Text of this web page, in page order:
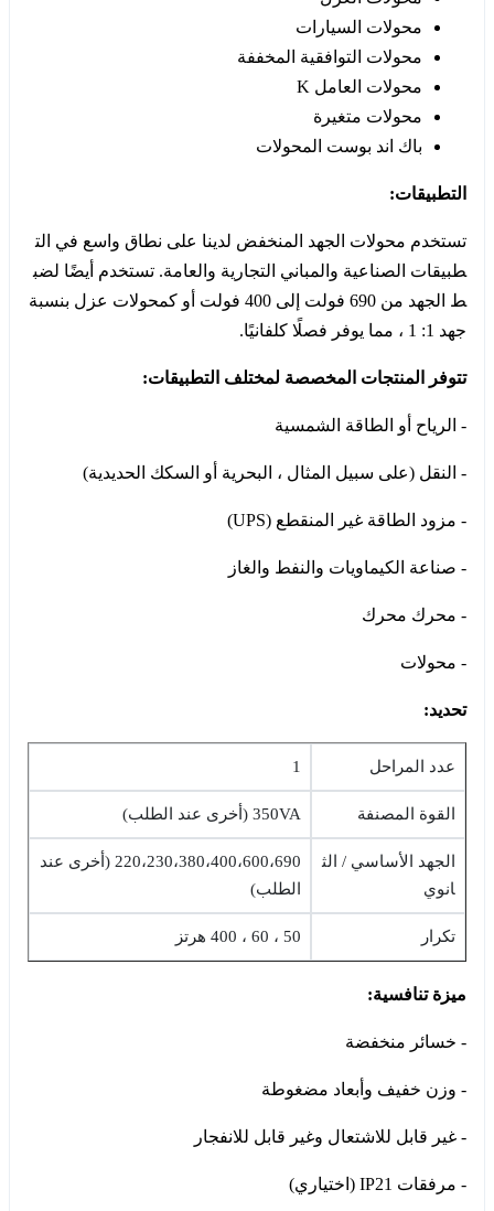
محولات السيارات
محولات التوافقية المخففة
محولات العامل K
محولات متغيرة
باك اند بوست المحولات
التطبيقات:
تستخدم محولات الجهد المنخفض لدينا على نطاق واسع في الت
طبيقات الصناعية والمباني التجارية والعامة. تستخدم أيضًا لضب
ط الجهد من 690 فولت إلى 400 فولت أو كمحولات عزل بنسبة
جهد 1: 1 ، مما يوفر فصلًا كلفانيًا.
تتوفر المنتجات المخصصة لمختلف التطبيقات:
- الرياح أو الطاقة الشمسية
- النقل (على سبيل المثال ، البحرية أو السكك الحديدية)
- مزود الطاقة غير المنقطع (UPS)
- صناعة الكيماويات والنفط والغاز
- محرك محرك
- محولات
تحديد:
عدد المراحل 1
القوة المصنفة 350VA (أخرى عند الطلب)
الجهد الأساسي / الث
انوي
220،230،380،400،600،690 (أخرى عند
الطلب)
تكرار 50 ، 60 ، 400 هرتز
ميزة تنافسية:
- خسائر منخفضة
- وزن خفيف وأبعاد مضغوطة
- غير قابل للاشتعال وغير قابل للانفجار
- مرفقات IP21 (اختياري)